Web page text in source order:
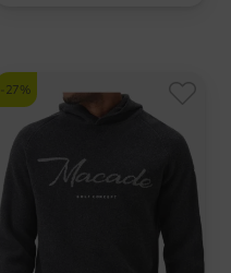
-27%